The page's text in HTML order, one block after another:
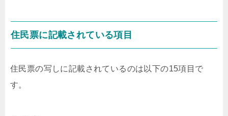
住民票に記載されている項目
住民票の写しに記載されているのは以下の15項目で
す。